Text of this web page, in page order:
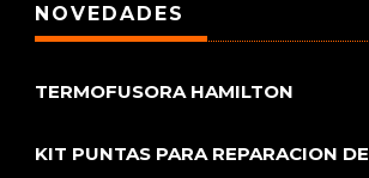
NOVEDADES
TERMOFUSORA HAMILTON
KIT PUNTAS PARA REPARACION DE